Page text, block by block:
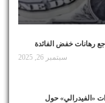
رهانات خفض الفائدة
سبتمبر 26, 2025
«الفيدرالي» حول